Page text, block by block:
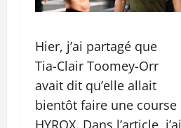
Hier, j’ai partagé que
Tia-Clair Toomey-Orr
avait dit qu’elle allait
bientôt faire une course
HYROX. Dans l’article, j’ai